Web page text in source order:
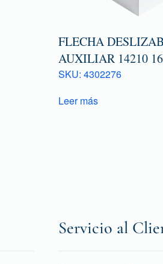
FLECHA
AUXILIAR 14210
SKU: 4302276
Leer más
Servicio al